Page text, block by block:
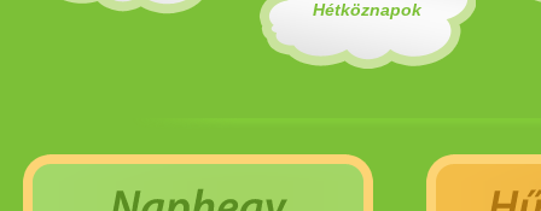
Hétköznapok